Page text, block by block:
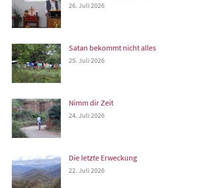
26. Juli 2026
Satan bekommt nicht alles
25. Juli 2026
Nimm dir Zeit
24. Juli 2026
Die letzte Erweckung
22. Juli 2026